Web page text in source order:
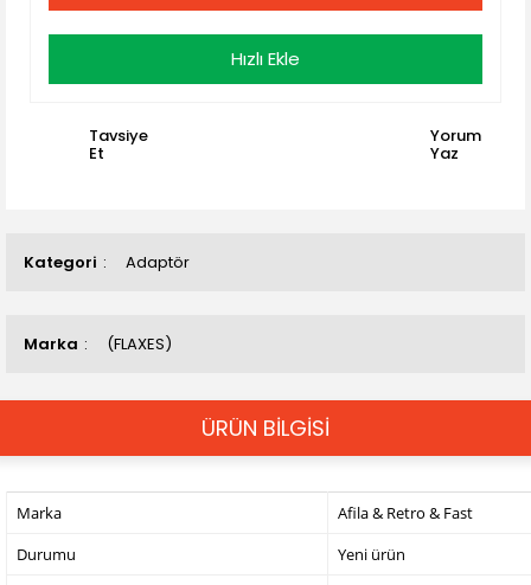
Kategori Adaptör
Marka (FLAXES)
Hızlı Ekle
Tavsiye
Et
Yorum
Yaz
ÜRÜN BİLGİSİ
Marka
Afila & Retro & Fast
Durumu
Yeni ürün